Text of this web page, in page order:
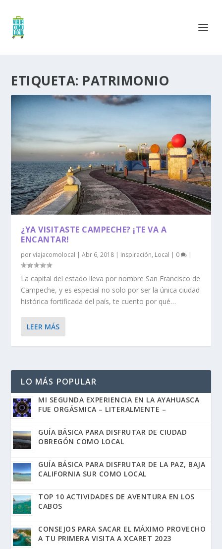
ETIQUETA: PATRIMONIO
¿YA VISITASTE CAMPECHE? ¡TE VA A
ENCANTAR!
porviajacomolocal |Abr 6, 2018 | Inspiración, Local | 0 |
La capital del estado lleva por nombre San Francisco de
Campeche, y es especial no solo por ser la única ciudad
histórica fortificada del país, te cuento por qué…
LEER MÁS
LO MÁS POPULAR
MI SEGUNDA EXPERIENCIA EN LA AYAHUASCA
FUE ORGÁSMICA – LITERALMENTE –
GUÍA BÁSICA PARA DISFRUTAR DE CIUDAD
OBREGÓN COMO LOCAL
GUÍA BÁSICA PARA DISFRUTAR DE LA PAZ, BAJA
CALIFORNIA SUR COMO LOCAL
TOP 10 ACTIVIDADES DE AVENTURA EN LOS
CABOS
CONSEJOS PARA SACAR EL MÁXIMO PROVECHO
A TU PRIMERA VISITA A XCARET 2023